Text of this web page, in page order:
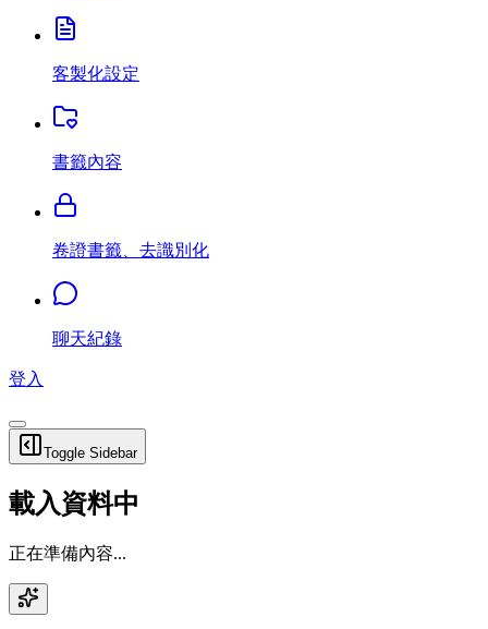
客製化設定
書籤內容
卷證書籤、去識別化
聊天紀錄
登入
Toggle Sidebar
載入資料中
正在準備內容...